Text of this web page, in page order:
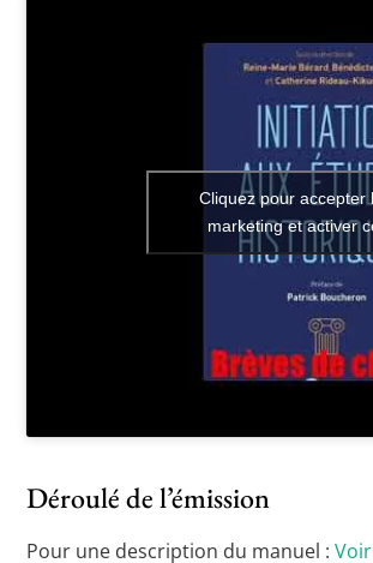
Cliquez pour accepter
marketing et activer
Déroulé de l’émission
Pour une description du manuel :